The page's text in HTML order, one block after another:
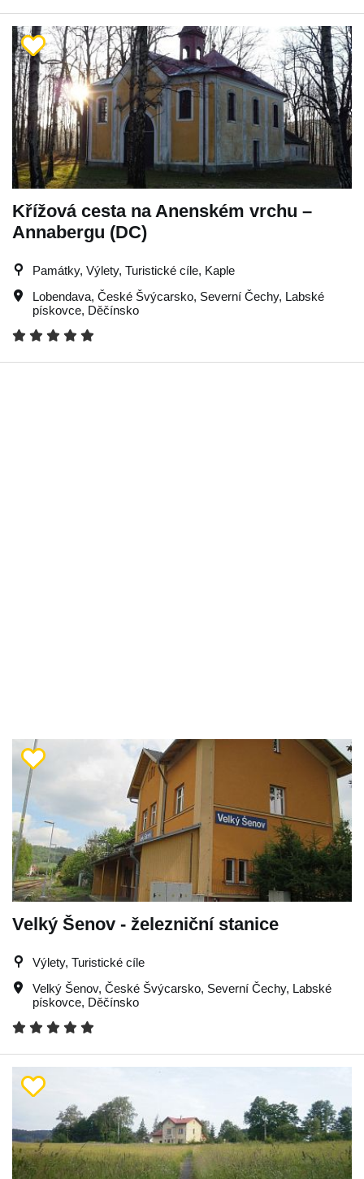
Křížová cesta na Anenském vrchu –
Annabergu (DC)
Památky, Výlety, Turistické cíle, Kaple
Lobendava, České Švýcarsko, Severní Čechy, Labské
pískovce, Děčínsko
Velký Šenov - železniční stanice
Výlety, Turistické cíle
Velký Šenov, České Švýcarsko, Severní Čechy, Labské
pískovce, Děčínsko